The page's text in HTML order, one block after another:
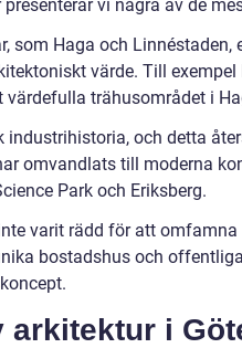
vi några av de
som Haga och Linnéstaden,
värde. Till
trähusområdet i
och detta
omvandlats till moderna
Park och Eriksberg.
varit rädd för att omfamna
bostadshus och
arkitektur i